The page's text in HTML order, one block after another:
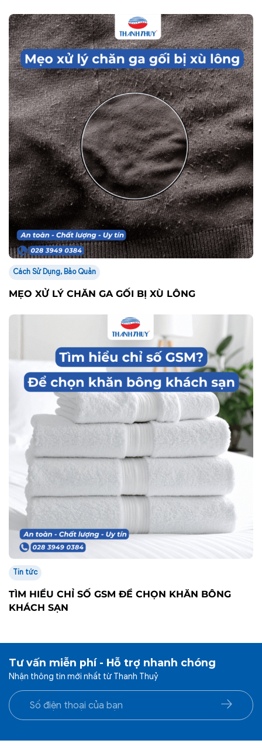
Cách Sử Dụng, Bảo Quản
MẸO XỬ LÝ CHĂN GA GỐI BỊ XÙ LÔNG
Tin tức
TÌM HIỂU CHỈ SỐ GSM ĐỂ CHỌN KHĂN BÔNG
KHÁCH SẠN
Tư vấn miễn phí - Hỗ trợ nhanh chóng
Nhận thông tin mới nhất từ Thanh Thuỷ